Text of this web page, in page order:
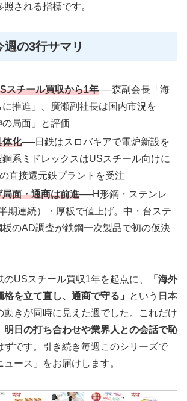
される指標です。
の3行サマリ
スチール買収から1年──森副会長「海
推進」、廣瀬副社長は国内市況を
の局面」と評価
体化──日鉄はスロバキアで電炉新設を
系ミドレックスはUSスチール向けに
直接還元鉄プラントを受注
面・通商は前進──H形鋼・ステンレ
期連続）・厚板で値上げ。中・台ステ
板のAD調査が鉄鋼一次製品で初の仮決
USスチール買収1年を起点に、
「海外
を立て直し、通商で守る」
という日本
動きが同時に見えた週でした。これだけ
明日の打ち合わせや業界人との会話で恥
ずです。引き続き毎週このシリーズで
ュース」をお届けします。